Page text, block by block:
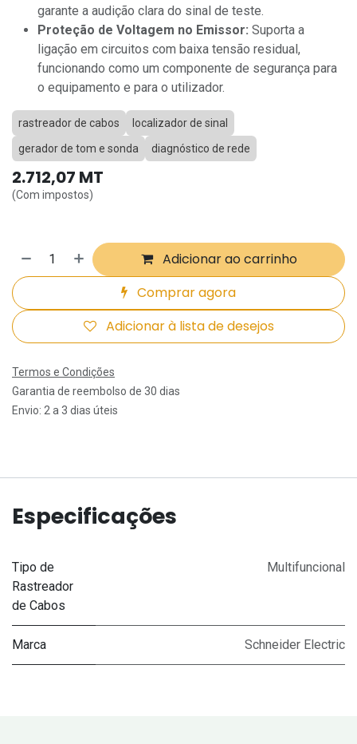
garante a audição clara do sinal de teste.
Proteção de Voltagem no Emissor: Suporta a
ligação em circuitos com baixa tensão residual,
funcionando como um componente de segurança para
o equipamento e para o utilizador.
rastreador de cabos
localizador de sinal
gerador de tom e sonda
diagnóstico de rede
2.712,07 MT
(Com impostos)
Adicionar ao carrinho
Comprar agora
Adicionar à lista de desejos
Termos e Condições
Garantia de reembolso de 30 dias
Envio: 2 a 3 dias úteis
Especificações
Tipo de
Rastreador
de Cabos
Multifuncional
Marca Schneider Electric